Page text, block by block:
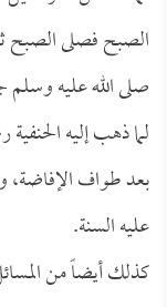
الصبح فصلى الصبح
صلى الله عليه وسلم
لما ذهب إليه
بعد طواف الإفاضة،
عليه السنة.
كذلك أيضاً من